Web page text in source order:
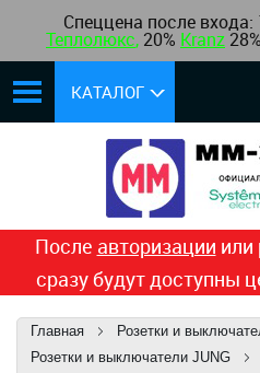
Спеццена после входа:
Теплолюкс, 20% Kranz 28%
КАТАЛОГ
После авторизации или
сразу будут доступны
Главная
Розетки и
Розетки и выключатели JUNG